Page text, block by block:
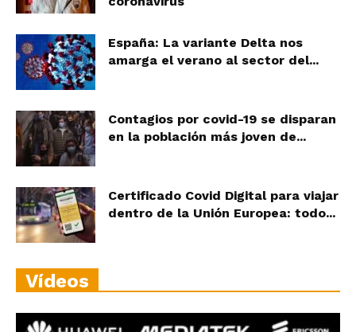
España: La variante Delta nos
amarga el verano al sector del...
Contagios por covid-19 se disparan
en la población más joven de...
Certificado Covid Digital para viajar
dentro de la Unión Europea: todo...
Vídeos